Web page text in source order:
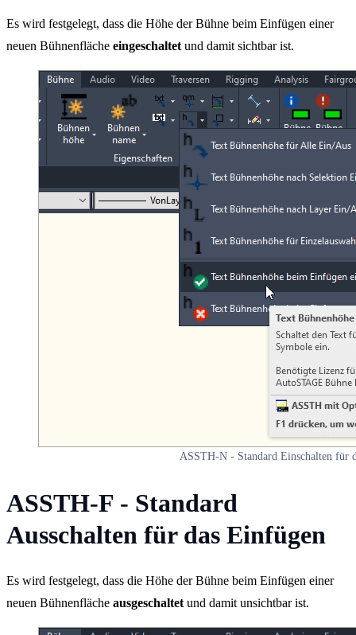
Es wird festgelegt, dass die Höhe der Bühne beim Einfügen einer
neuen Bühnenfläche eingeschaltet und damit sichtbar ist.
ASSTH-N - Standard Einschalten für
ASSTH-F - Standard
Ausschalten für das Einfügen
Es wird festgelegt, dass die Höhe der Bühne beim Einfügen einer
neuen Bühnenfläche ausgeschaltet und damit unsichtbar ist.